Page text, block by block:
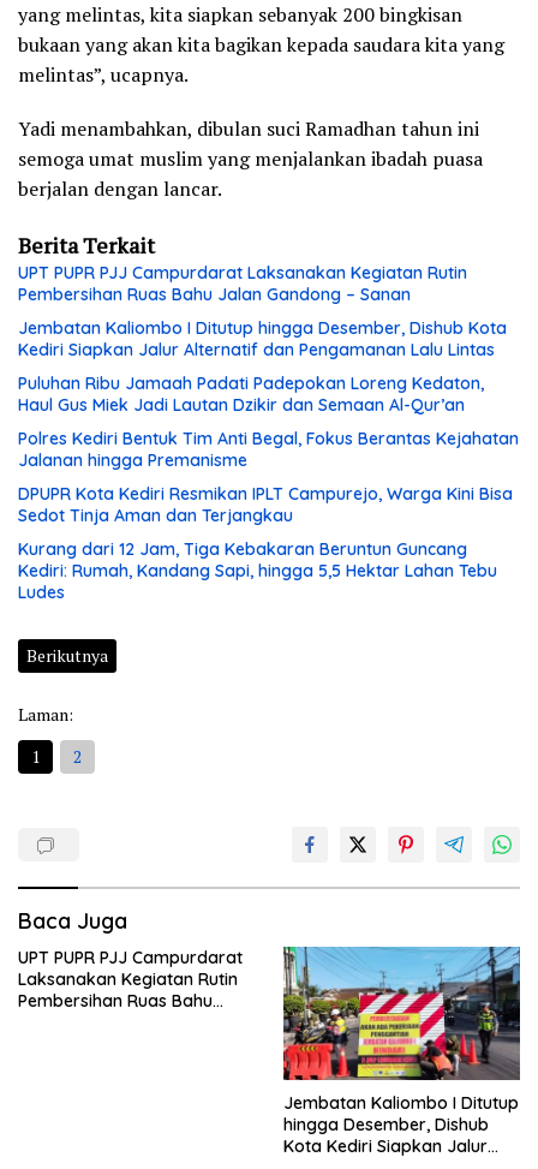
yang melintas, kita siapkan sebanyak 200 bingkisan
bukaan yang akan kita bagikan kepada saudara kita yang
melintas”, ucapnya.
Yadi menambahkan, dibulan suci Ramadhan tahun ini
semoga umat muslim yang menjalankan ibadah puasa
berjalan dengan lancar.
Berita Terkait
UPT PUPR PJJ Campurdarat Laksanakan Kegiatan Rutin
Pembersihan Ruas Bahu Jalan Gandong – Sanan
Jembatan Kaliombo I Ditutup hingga Desember, Dishub Kota
Kediri Siapkan Jalur Alternatif dan Pengamanan Lalu Lintas
Puluhan Ribu Jamaah Padati Padepokan Loreng Kedaton,
Haul Gus Miek Jadi Lautan Dzikir dan Semaan Al-Qur’an
Polres Kediri Bentuk Tim Anti Begal, Fokus Berantas Kejahatan
Jalanan hingga Premanisme
DPUPR Kota Kediri Resmikan IPLT Campurejo, Warga Kini Bisa
Sedot Tinja Aman dan Terjangkau
Kurang dari 12 Jam, Tiga Kebakaran Beruntun Guncang
Kediri: Rumah, Kandang Sapi, hingga 5,5 Hektar Lahan Tebu
Ludes
Berikutnya
Laman:
1
2
Baca Juga
UPT PUPR PJJ Campurdarat
Laksanakan Kegiatan Rutin
Pembersihan Ruas Bahu
Jembatan Kaliombo I Ditutup
hingga Desember, Dishub
Kota Kediri Siapkan Jalur